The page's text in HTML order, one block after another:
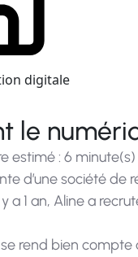
digitale
le
estimé : 6 minute(s)
d’une société de
y a 1 an, Aline a
rend bien